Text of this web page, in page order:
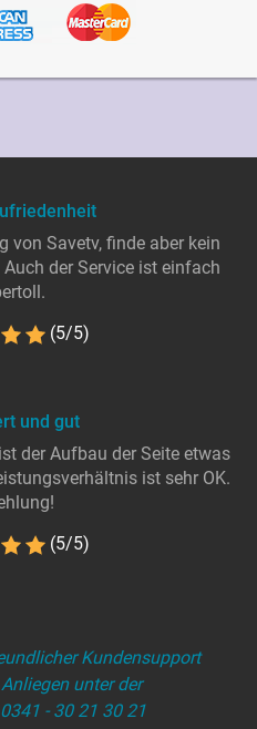
von Savetv, finde aber kein
der Service ist einfach
(5/5)
und gut
der Aufbau der Seite etwas
ist sehr OK.
(5/5)
Kundensupport
unter der
- 30 21 30 21